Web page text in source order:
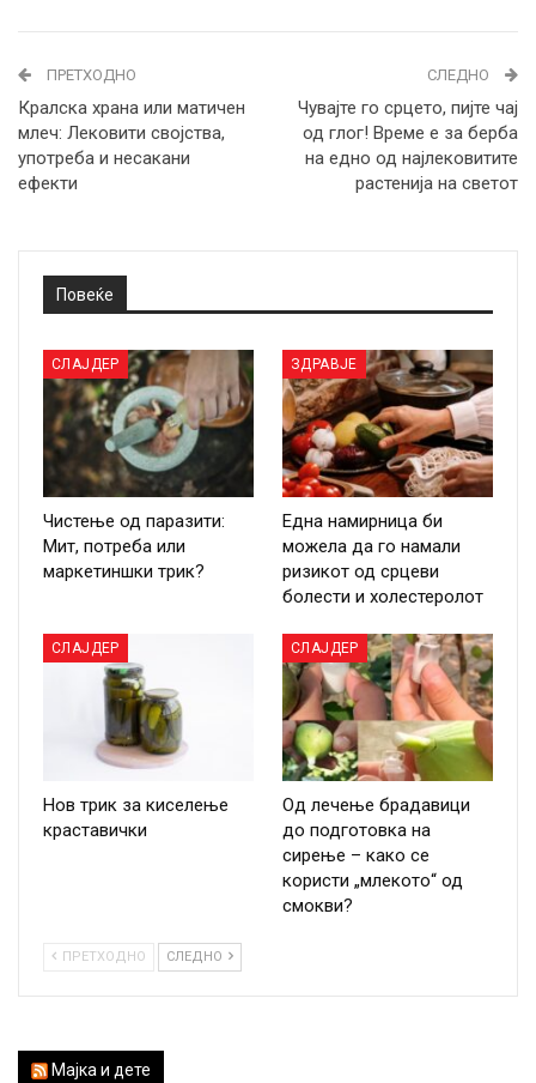
ПРЕТХОДНО
Кралска храна или матичен
млеч: Лековити својства,
употреба и несакани
ефекти
СЛЕДНО
Чувајте го срцето, пијте чај
од глог! Време е за берба
на едно од најлековитите
растенија на светот
Повеќе
СЛАЈДЕР
Чистење од паразити:
Мит, потреба или
маркетиншки трик?
ЗДРАВЈЕ
Една намирница би
можела да го намали
ризикот од срцеви
болести и холестеролот
СЛАЈДЕР
Нов трик за киселење
краставички
СЛАЈДЕР
Од лечење брадавици
до подготовка на
сирење – како се
користи „млекото“ од
смокви?
ПРЕТХОДНО СЛЕДНО
Мајка и дете